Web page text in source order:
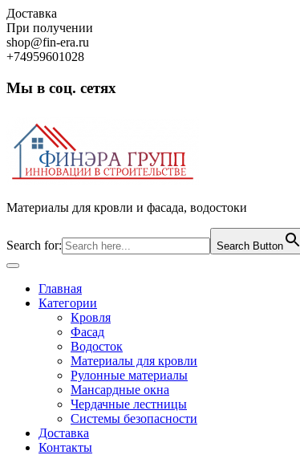
Skip
to
content
Доставка
При получении
shop@fin-era.ru
+74959601028
Мы в соц. сетях
Материалы для кровли и фасада, водостоки
Search for: Search Button
Open
ButtonГлавная
Категории
Кровля
Фасад
Водосток
Материалы для кровли
Рулонные материалы
Мансардные окна
Чердачные лестницы
Системы безопасности
Доставка
Контакты